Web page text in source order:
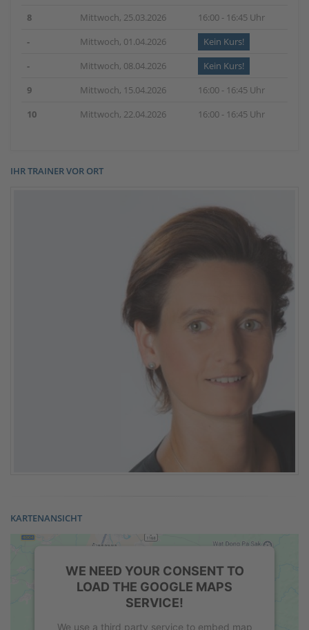
8
Mittwoch, 25.03.2026
16:00 - 16:45 Uhr
-
Mittwoch, 01.04.2026
Kein Kurs!
-
Mittwoch, 08.04.2026
Kein Kurs!
9
Mittwoch, 15.04.2026
16:00 - 16:45 Uhr
10
Mittwoch, 22.04.2026 16:00 - 16:45 Uhr
IHR TRAINER VOR ORT
KARTENANSICHT
WE NEED YOUR CONSENT TO
LOAD THE GOOGLE MAPS
SERVICE!
We use a third party service to embed map